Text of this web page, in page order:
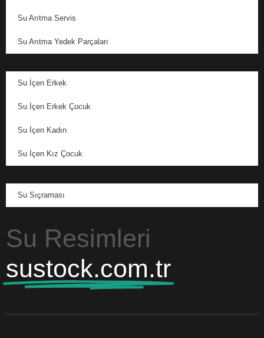
Su Arıtma Servis
Su Arıtma Yedek Parçaları
Su İçen Erkek
Su İçen Erkek Çocuk
Su İçen Kadın
Su İçen Kız Çocuk
Su Sıçraması
Su Resimleri
sustock.com.tr